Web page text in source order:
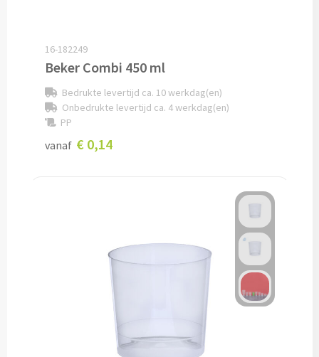
Auto telefoonhouders bedrukken
Reisbekers & Thermobekers bedrukken
Auto organizers bedrukken
Parkeerschijven bedrukken
Auto zonneschermen bedrukken
Veiligheidshesjes bedrukken
Veiligheidshesjes kinderen bedrukken
16-182249
Beker Combi 450 ml
Bedrukte levertijd ca. 10 werkdag(en)
Onbedrukte levertijd ca. 4 werkdag(en)
PP
vanaf € 0,14